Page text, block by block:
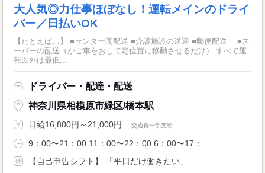
大人気◎力仕事ほぼなし！運転メインのドライ
バー／日払いOK
【たとえば…】 ■センター間配送 ■介護施設の送迎 ■郵便配送 ■ス
ーパーの配送（かご車をおして定位置に移動させるだけ） すべて運
転以外は最低...
ドライバー・配達・配送
神奈川県相模原市緑区/橋本駅
日給16,800円～21,000円 交通費一部支給
9：00〜21：00 11：00〜22：00 6：00〜17：...
【自己申告シフト】 「平日だけ働きたい」 ...